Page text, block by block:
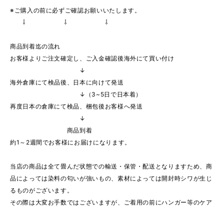
※ご購入の前に必ずご確認お願いいたします。
⇩ ⇩ ⇩
商品到着迄の流れ
お客様よりご注文確定し、ご入金確認後海外にて買い付け
↓
海外倉庫にて検品後、日本に向けて発送
↓（3~5日で日本着）
再度日本の倉庫にて検品、梱包後お客様へ発送
↓
商品到着
約1～2週間でお客様にお届けになります。
当店の商品は全て畳んだ状態での輸送・保管・配送となりますため、商
品によっては染料の匂いが強いもの、素材によっては開封時シワが生じ
るものがございます。
その際は大変お手数ではございますが、ご着用の前にハンガー等のケア